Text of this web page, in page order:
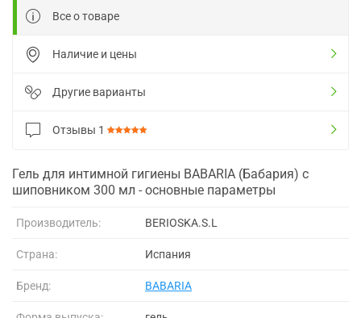
Все о товаре
Наличие и цены
Другие варианты
Отзывы 1
Гель для интимной гигиены BABARIA (Бабария) с
шиповником 300 мл - основные параметры
Производитель: BERIOSKA.S.L
Страна: Испания
Бренд: BABARIA